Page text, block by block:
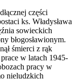
części
ks. Władysława
sowieckich
błogosławionym.
śmierci z rąk
w latach 1945-
pracy w
nieludzkich